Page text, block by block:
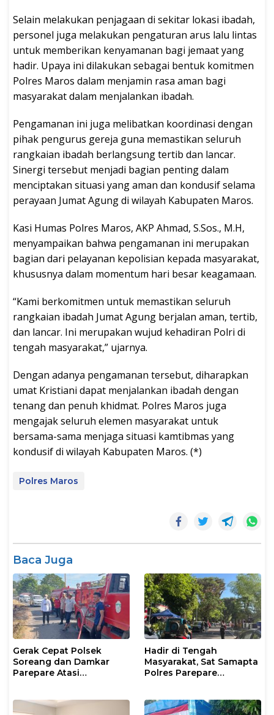
Selain melakukan penjagaan di sekitar lokasi ibadah,
personel juga melakukan pengaturan arus lalu lintas
untuk memberikan kenyamanan bagi jemaat yang
hadir. Upaya ini dilakukan sebagai bentuk komitmen
Polres Maros dalam menjamin rasa aman bagi
masyarakat dalam menjalankan ibadah.
Pengamanan ini juga melibatkan koordinasi dengan
pihak pengurus gereja guna memastikan seluruh
rangkaian ibadah berlangsung tertib dan lancar.
Sinergi tersebut menjadi bagian penting dalam
menciptakan situasi yang aman dan kondusif selama
perayaan Jumat Agung di wilayah Kabupaten Maros.
Kasi Humas Polres Maros, AKP Ahmad, S.Sos., M.H,
menyampaikan bahwa pengamanan ini merupakan
bagian dari pelayanan kepolisian kepada masyarakat,
khususnya dalam momentum hari besar keagamaan.
“Kami berkomitmen untuk memastikan seluruh
rangkaian ibadah Jumat Agung berjalan aman, tertib,
dan lancar. Ini merupakan wujud kehadiran Polri di
tengah masyarakat,” ujarnya.
Dengan adanya pengamanan tersebut, diharapkan
umat Kristiani dapat menjalankan ibadah dengan
tenang dan penuh khidmat. Polres Maros juga
mengajak seluruh elemen masyarakat untuk
bersama-sama menjaga situasi kamtibmas yang
kondusif di wilayah Kabupaten Maros. (*)
Polres Maros
Baca Juga
Gerak Cepat Polsek
Soreang dan Damkar
Parepare Atasi
Hadir di Tengah
Masyarakat, Sat Samapta
Polres Parepare